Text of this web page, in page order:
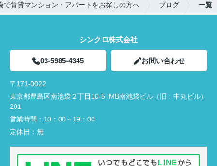
で賃貸マンション・アパートをお探しの方へ ブログ 一覧
シンクロ株式会社
03-5985-4345 お問い合わせ
〒171-0022
東京都豊島区南池袋２丁目10-5 IMB南池袋ビル（旧：中丸ビル）
201
営業時間： 10：00～19：00
定休日： 無